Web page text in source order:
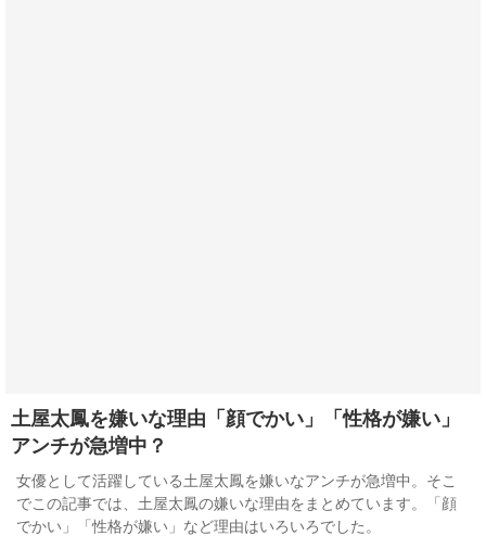
土屋太鳳を嫌いな理由「顔でかい」「性格が嫌い」
アンチが急増中？
女優として活躍している土屋太鳳を嫌いなアンチが急増中。そこ
でこの記事では、土屋太鳳の嫌いな理由をまとめています。「顔
でかい」「性格が嫌い」など理由はいろいろでした。